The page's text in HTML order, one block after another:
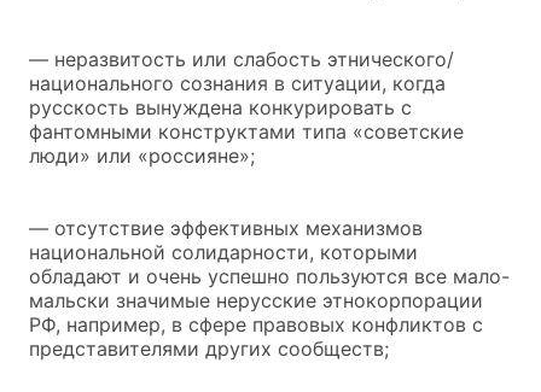
— неразвитость или слабость этнического/
национального сознания в ситуации, когда
русскость вынуждена конкурировать с
фантомными конструктами типа «советские
люди» или «россияне»;
— отсутствие эффективных механизмов
национальной солидарности, которыми
обладают и очень успешно пользуются все мало-
мальски значимые нерусские этнокорпорации
РФ, например, в сфере правовых конфликтов с
представителями других сообществ;